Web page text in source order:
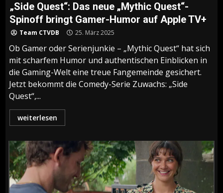
„Side Quest“: Das neue „Mythic Quest“-
Spinoff bringt Gamer-Humor auf Apple TV+
Team CTVDB 25. März 2025
Ob Gamer oder Serienjunkie – „Mythic Quest“ hat sich
mit scharfem Humor und authentischen Einblicken in
die Gaming-Welt eine treue Fangemeinde gesichert.
Jetzt bekommt die Comedy-Serie Zuwachs: „Side
Quest“,...
weiterlesen